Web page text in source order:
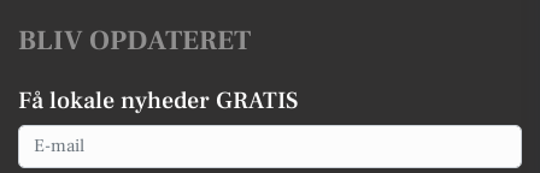
BLIV OPDATERET
Få lokale nyheder GRATIS
Email